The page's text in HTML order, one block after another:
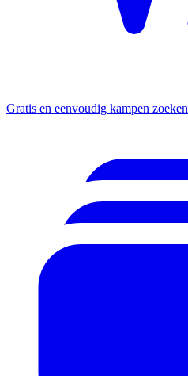
Gratis en eenvoudig kampen zoeken